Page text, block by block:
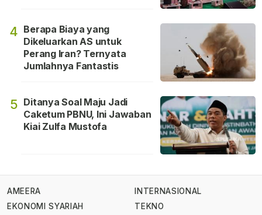
4 Berapa Biaya yang
Dikeluarkan AS untuk
Perang Iran? Ternyata
Jumlahnya Fantastis
5 Ditanya Soal Maju Jadi
Caketum PBNU, Ini Jawaban
Kiai Zulfa Mustofa
AMEERA
EKONOMI SYARIAH
INTERNASIONAL
TEKNO